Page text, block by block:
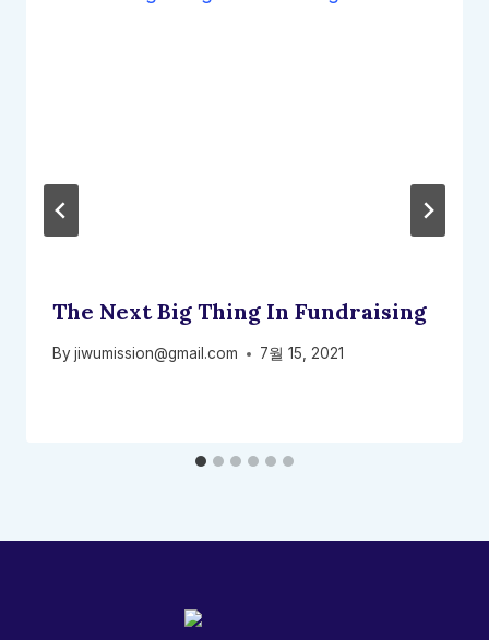
The Next Big Thing In Fundraising
By jiwumission@gmail.com 7월 15, 2021